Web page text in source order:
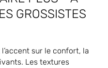
GROSSISTES
sur le confort, la
Les textures